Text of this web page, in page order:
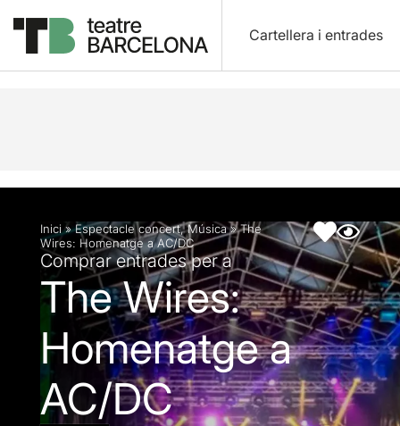
Cartellera i entrades
Descripció Fitxa artística
Inici»Espectacle concert,Música»The
Wires: Homenatge a AC/DC
Comprar entrades per a
The Wires:
Homenatge a
AC/DC